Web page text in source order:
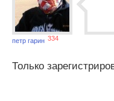
петр гарин 334
Только